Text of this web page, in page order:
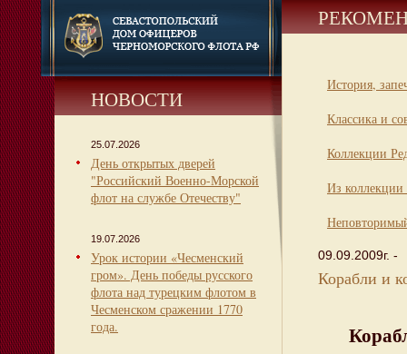
НОВОСТИ
25.07.2026
День открытых дверей
"Российский Военно-Морской
флот на службе Отечеству"
19.07.2026
Урок истории «Чесменский
гром». День победы русского
флота над турецким флотом в
Чесменском сражении 1770
года.
История,
Классика и
Коллекции
Из
09.09.2009г. -
Корабли и